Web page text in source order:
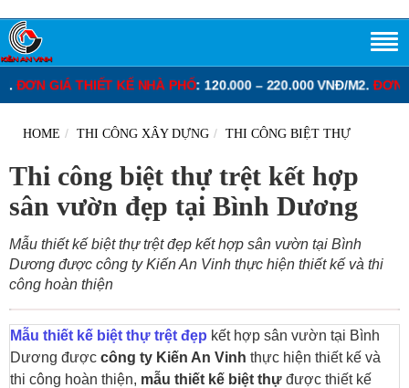
– 220.000 VNĐ/M2. ĐƠN GIÁ THIẾT KẾ BIỆT THỰ: 130.000 –
HOME THI CÔNG XÂY DỰNG THI CÔNG BIỆT THỰ
Thi công biệt thự trệt kết hợp
sân vườn đẹp tại Bình Dương
Mẫu thiết kế biệt thự trệt đẹp kết hợp sân vườn tại Bình
Dương được công ty Kiến An Vinh thực hiện thiết kế và thi
công hoàn thiện
Mẫu thiết kế biệt thự trệt đẹp kết hợp sân vườn tại Bình
Dương được công ty Kiến An Vinh thực hiện thiết kế và
thi công hoàn thiện, mẫu thiết kế biệt thự được thiết kế